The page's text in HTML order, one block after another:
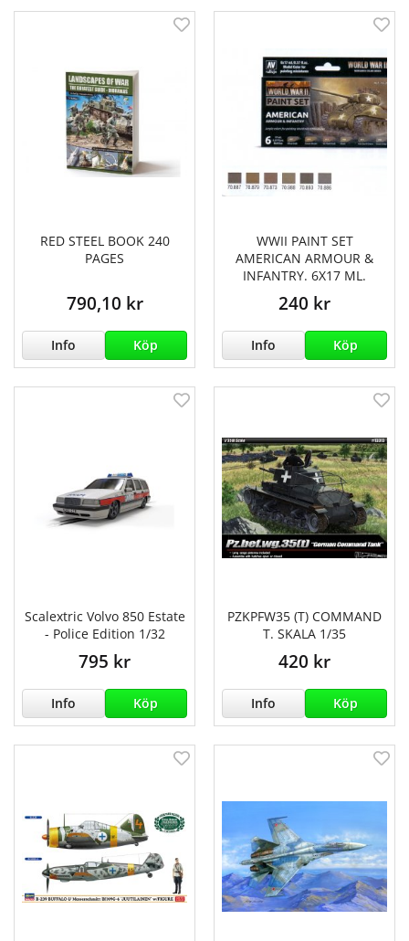
RED STEEL BOOK 240
PAGES
790,10 kr
Info Köp
WWII PAINT SET
AMERICAN ARMOUR &
INFANTRY. 6X17 ML.
240 kr
Info Köp
Scalextric Volvo 850 Estate
- Police Edition 1/32
795 kr
Info Köp
PZKPFW35 (T) COMMAND
T. SKALA 1/35
420 kr
Info Köp